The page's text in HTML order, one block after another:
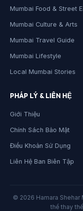
Mumbai Food & Street
Mumbai Culture & Arts
Mumbai Travel Guide
Mumbai Lifestyle
Local Mumbai Stories
PHÁP LÝ & LIÊN HỆ
Giới Thiệu
Chính Sách Bảo Mật
Điều Khoản Sử Dụng
Liên Hệ Ban Biên Tập
© 2026 Hamara Shehar
thể thay